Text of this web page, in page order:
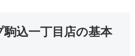
込一丁目店の基本